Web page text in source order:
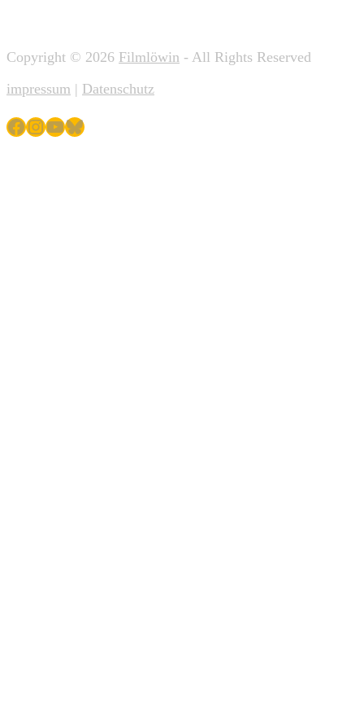
Copyright © 2026 Filmlöwin - All Rights Reserved
impressum | Datenschutz
Facebook
Instagram
YouTube
Bluesky